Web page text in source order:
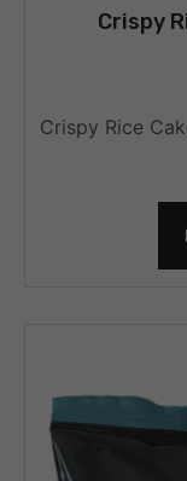
Crispy
Crispy Rice